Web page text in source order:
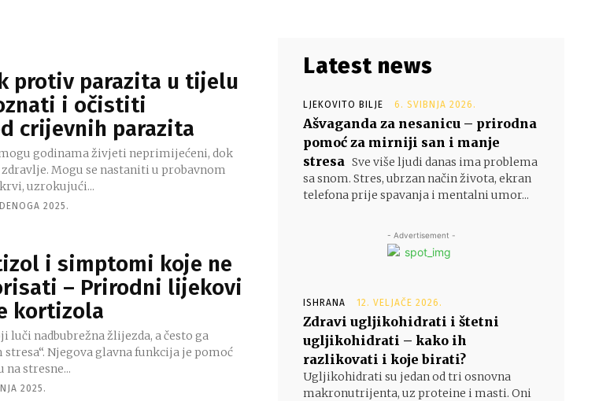
protiv parazita u tijelu
i očistiti
crijevnih parazita
godinama živjeti neprimijećeni, dok
Mogu se nastaniti u probavnom
uzrokujući...
2025.
i simptomi koje ne
– Prirodni lijekovi
kortizola
nadbubrežna žlijezda, a često ga
Njegova glavna funkcija je pomoć
stresne...
2025.
Latest news
LJEKOVITO BILJE 6. SVIBNJA 2026.
Ašvaganda za nesanicu – prirodna
pomoć za mirniji san i manje
stresa Sve više ljudi danas ima problema
sa snom. Stres, ubrzan način života, ekran
telefona prije spavanja i mentalni umor...
- Advertisement -
ISHRANA 12. VELJAČE 2026.
Zdravi ugljikohidrati i štetni
ugljikohidrati – kako ih
razlikovati i koje birati?
Ugljikohidrati su jedan od tri osnovna
makronutrijenta, uz proteine i masti. Oni